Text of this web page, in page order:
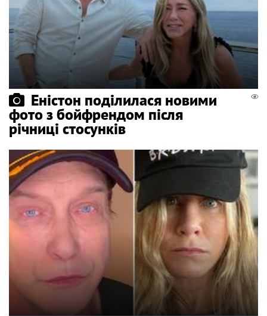
Еністон поділилася новими
фото з бойфрендом після
річниці стосунків